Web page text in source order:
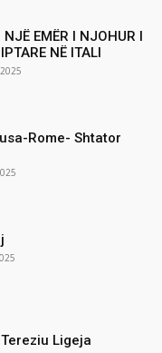
EMËR I NJOHUR I
NË ITALI
Rome- Shtator
Ligeja